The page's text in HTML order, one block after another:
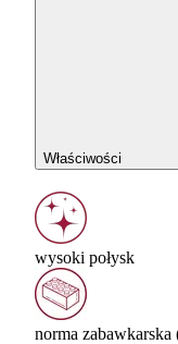
Właściwości
wysoki połysk
norma